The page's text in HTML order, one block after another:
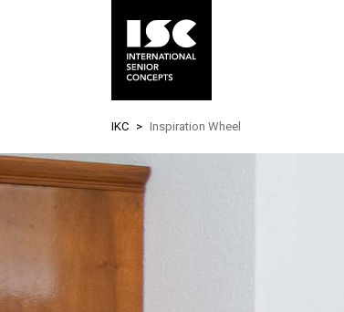
content
IKC Inspiration Wheel